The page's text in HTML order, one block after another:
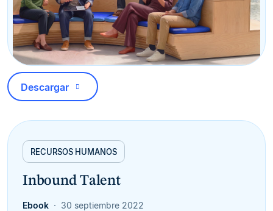
Descargar
RECURSOS HUMANOS
Inbound Talent
Ebook 30 septiembre 2022